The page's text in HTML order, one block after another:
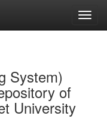
System)
of
University